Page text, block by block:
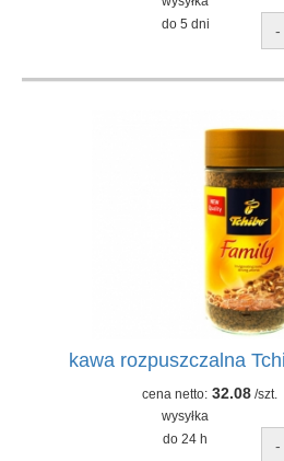
do 5 dni
-
kawa rozpuszczalna
cena netto: 32.08 /szt.
wysyłka
do 24 h
-